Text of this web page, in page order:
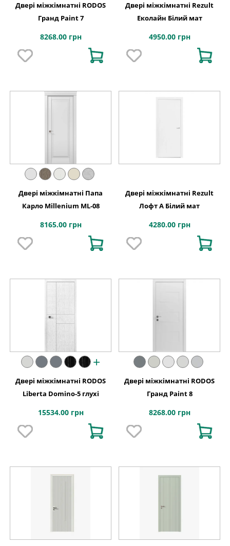
Двері міжкімнатні RODOS
Гранд Paint 7
8268.00 грн
Двері міжкімнатні Rezult
Еколайн Білий мат
4950.00 грн
Двері міжкімнатні Папа
Карло Millenium ML-08
8165.00 грн
Двері міжкімнатні Rezult
Лофт А Білий мат
4280.00 грн
+
Двері міжкімнатні RODOS
Liberta Domino-5 глухі
15534.00 грн
Двері міжкімнатні RODOS
Гранд Paint 8
8268.00 грн